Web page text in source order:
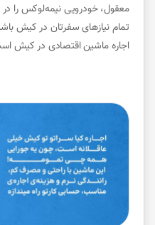
معقول، خودرو‌یی نیمه‌لوکس را
تمام نیازهای سفرتان در کیش
اجاره ماشین اقتصادی در کیش